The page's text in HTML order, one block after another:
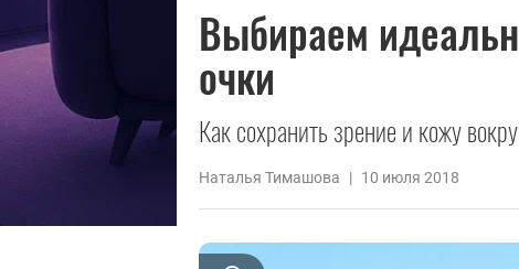
Выбираем
очки
Как сохранить зрение и кожу
Наталья Тимашова | 10 июля 2018